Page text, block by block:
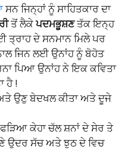
ਸਨ ਜਿਨ੍ਹਾਂ ਨੂੰ ਸਾਹਿਤਕਾਰ ਦਾ
ਤੋਂ ਲੈਕੇਪਦਮਭੂਸ਼ਣਤੱਕ ਇਨ੍ਹ
ਦੇ ਸਨਮਾਨ ਮਿਲੇ ਪਰ
ਜਿਨ ਲਈ ਉਨਾਂਹ ਨੂੰ ਬੋਹੋਤ
ਪਿਆ ਉਨਾਂਹ ਨੇ ਇਕ ਕਵਿਤਾ
ਹੈ !
ਉਣੁ ਬੇਦਖਲ ਕੀਤਾ ਅਤੇ ਦੂਜੇ
ਕੇਹਾ ਚੱਲ ਸ਼ਨਾਂ ਦੇ ਸੇਰ ਤੇ
ਉਦਰ ਸੱਚ ਅਤੇ ਝੁਠ ਦੇ ਵਿਚ